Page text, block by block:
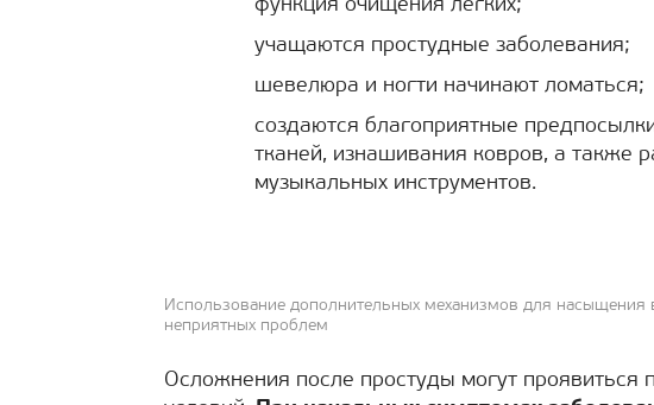
функция очищения легких;
учащаются простудные заболевания;
шевелюра и ногти начинают ломаться;
создаются благоприятные
тканей, изнашивания ковров, а также
музыкальных инструментов.
Использование дополнительных механизмов для насыщения
неприятных проблем
Осложнения после простуды могут проявиться